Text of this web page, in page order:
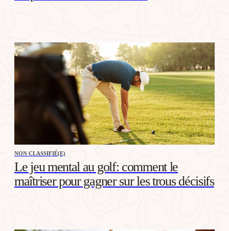
NON CLASSIFIÉ(E)
Le jeu mental au golf: comment le
maîtriser pour gagner sur les trous décisifs